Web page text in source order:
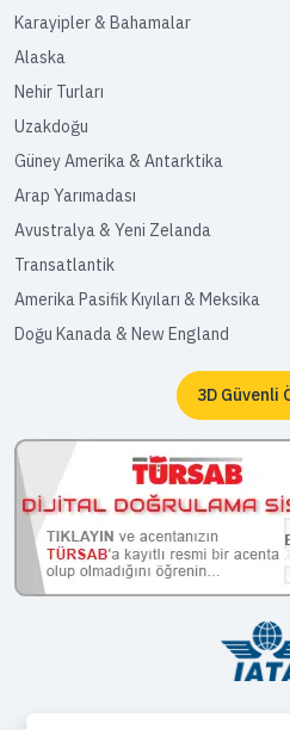
Karayipler & Bahamalar
Alaska
Nehir Turları
Uzakdoğu
Güney Amerika & Antarktika
Arap Yarımadası
Avustralya & Yeni Zelanda
Transatlantik
Amerika Pasifik Kıyıları & Meksika
Doğu Kanada & New England
3D Güvenli